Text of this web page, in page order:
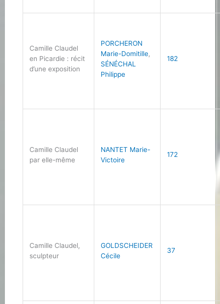
Camille Claudel
en Picardie : récit
d’une exposition
PORCHERON
Marie-Domitille,
SÉNÉCHAL
Philippe
182
Camille Claudel
par elle-même
NANTET Marie-
Victoire
172
Camille Claudel,
sculpteur
GOLDSCHEIDER
Cécile
37